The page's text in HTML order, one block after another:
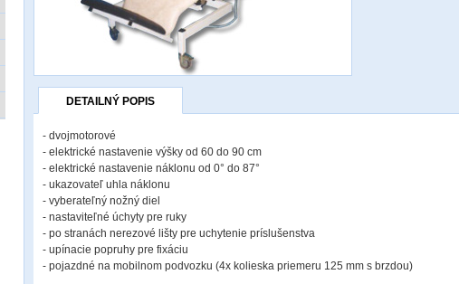
DETAILNÝ POPIS
- dvojmotorové
- elektrické nastavenie výšky od 60 do 90 cm
- elektrické nastavenie náklonu od 0° do 87°
- ukazovateľ uhla náklonu
- vyberateľný nožný diel
- nastaviteľné úchyty pre ruky
- po stranách nerezové lišty pre uchytenie príslušenstva
- upínacie popruhy pre fixáciu
- pojazdné na mobilnom podvozku (4x kolieska priemeru 125 mm s brzdou)